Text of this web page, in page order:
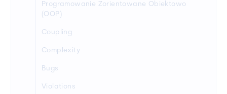
Programowanie Zorientowane Obiektowo
(OOP)
Coupling
Complexity
Bugs
Violations